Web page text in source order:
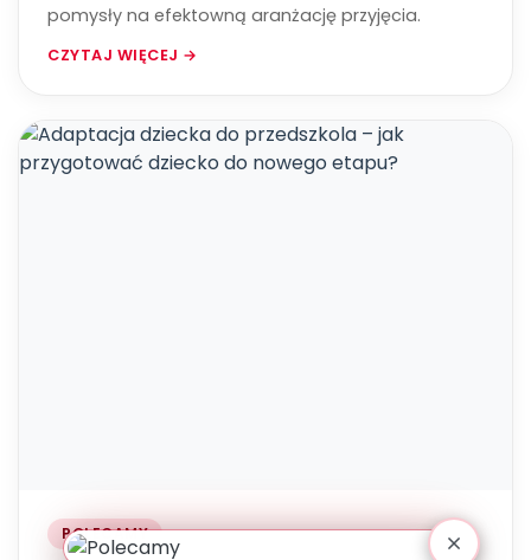
pomysły na efektowną aranżację przyjęcia.
CZYTAJ WIĘCEJ →
POLECAMY